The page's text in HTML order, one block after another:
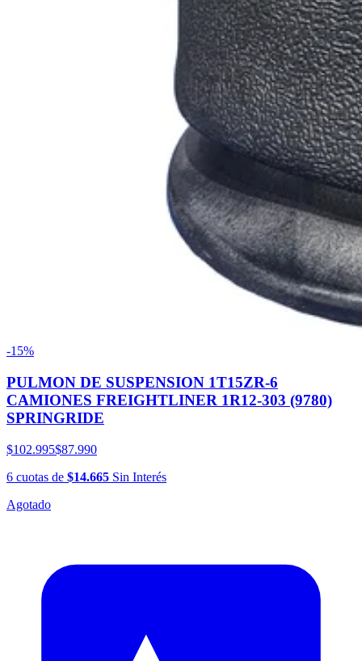
-15%
PULMON DE SUSPENSION 1T15ZR-6
CAMIONES FREIGHTLINER 1R12-303 (9780)
SPRINGRIDE
$102.995$87.990
6 cuotas de $14.665 Sin Interés
Agotado